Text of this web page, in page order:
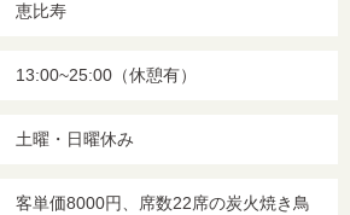
恵比寿
13:00~25:00（休憩有）
土曜・日曜休み
客単価8000円、席数22席の炭火焼き鳥